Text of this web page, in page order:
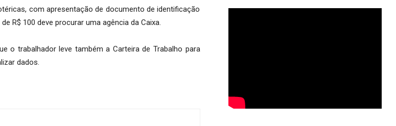
com apresentação de documento de identificação
R$ 100 deve procurar uma agência da Caixa.
o trabalhador leve também a Carteira de Trabalho para
dados.